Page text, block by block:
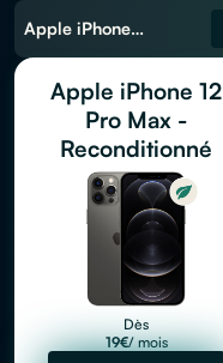
Apple iPhone 12 Pro Max - Reconditionné
Apple iPhone 12
Pro Max -
Reconditionné
Dès
19€/ mois